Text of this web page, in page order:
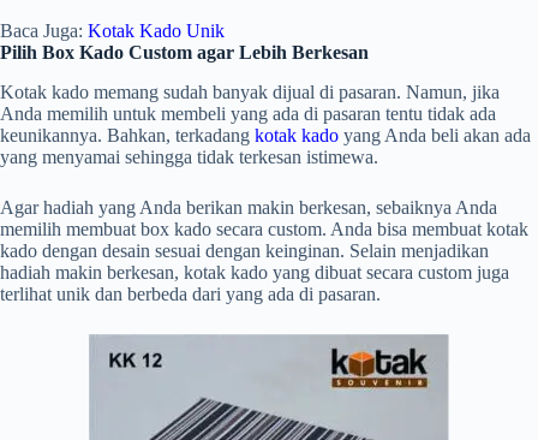
Baca Juga: Kotak Kado Unik
Pilih Box Kado Custom agar Lebih Berkesan
Kotak kado memang sudah banyak dijual di pasaran. Namun, jika
Anda memilih untuk membeli yang ada di pasaran tentu tidak ada
keunikannya. Bahkan, terkadang kotak kado yang Anda beli akan ada
yang menyamai sehingga tidak terkesan istimewa.
Agar hadiah yang Anda berikan makin berkesan, sebaiknya Anda
memilih membuat box kado secara custom. Anda bisa membuat kotak
kado dengan desain sesuai dengan keinginan. Selain menjadikan
hadiah makin berkesan, kotak kado yang dibuat secara custom juga
terlihat unik dan berbeda dari yang ada di pasaran.